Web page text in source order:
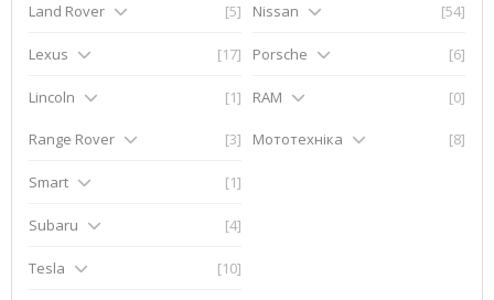
Land Rover [5]
Lexus [17]
Lincoln [1]
Nissan [54]
Porsche [6]
RAM [0]
Range Rover [3]
Smart [1]
Subaru [4]
Tesla [10]
Мототехніка [8]